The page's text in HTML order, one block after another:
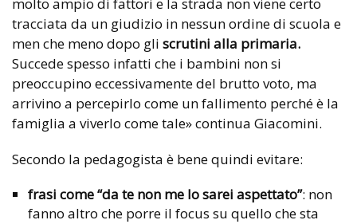
molto ampio di fattori e la strada non viene certo
tracciata da un giudizio in nessun ordine di scuola e
men che meno dopo gli scrutini alla primaria.
Succede spesso infatti che i bambini non si
preoccupino eccessivamente del brutto voto, ma
arrivino a percepirlo come un fallimento perché è la
famiglia a viverlo come tale» continua Giacomini.
Secondo la pedagogista è bene quindi evitare:
frasi come “da te non me lo sarei aspettato”: non
fanno altro che porre il focus su quello che sta